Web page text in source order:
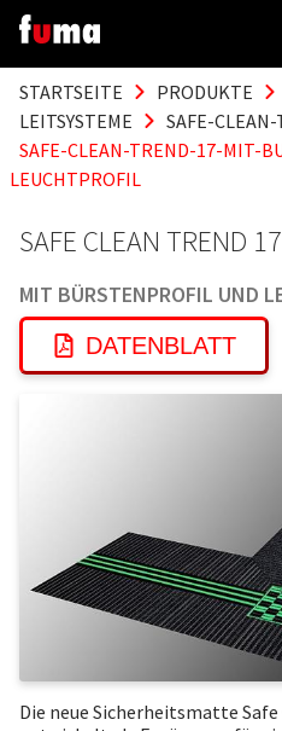
STARTSEITE PRODUKTE
LEITSYSTEME
SAFE-
SAFE-CLEAN-TREND-17-MIT-
LEUCHTPROFIL
SAFE CLEAN TREND 17
MIT BÜRSTENPROFIL UND
DATENBLATT
Die neue Sicherheitsmatte Safe